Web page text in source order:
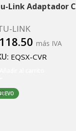
Link Adaptador
LINK
más IVA
EQSX-CVR